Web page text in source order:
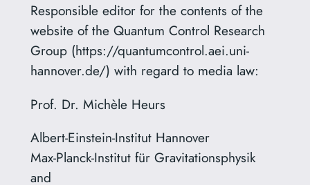
Responsible editor for the contents of the
website of the Quantum Control Research
Group (https://quantumcontrol.aei.uni-
hannover.de/) with regard to media law:
Prof. Dr. Michèle Heurs
Albert-Einstein-Institut Hannover
Max-Planck-Institut für Gravitationsphysik
and